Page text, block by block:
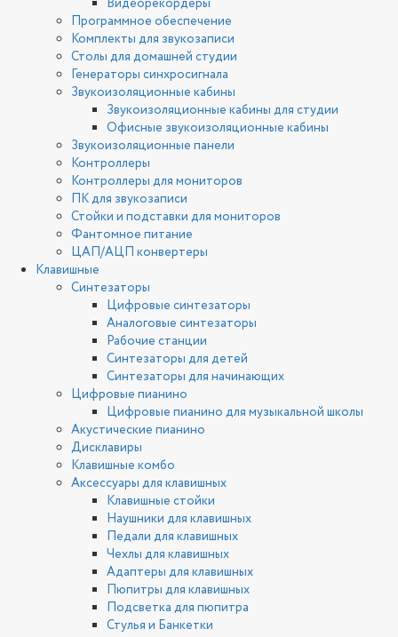
Видеорекордеры
Программное обеспечение
Комплекты для звукозаписи
Столы для домашней студии
Генераторы синхросигнала
Звукоизоляционные кабины
Звукоизоляционные кабины для студии
Офисные звукоизоляционные кабины
Звукоизоляционные панели
Контроллеры
Контроллеры для мониторов
ПК для звукозаписи
Стойки и подставки для мониторов
Фантомное питание
ЦАП/АЦП конвертеры
Клавишные
Синтезаторы
Цифровые синтезаторы
Аналоговые синтезаторы
Рабочие станции
Синтезаторы для детей
Синтезаторы для начинающих
Цифровые пианино
Цифровые пианино для музыкальной школы
Акустические пианино
Дисклавиры
Клавишные комбо
Аксессуары для клавишных
Клавишные стойки
Наушники для клавишных
Педали для клавишных
Чехлы для клавишных
Адаптеры для клавишных
Пюпитры для клавишных
Подсветка для пюпитра
Стулья и Банкетки